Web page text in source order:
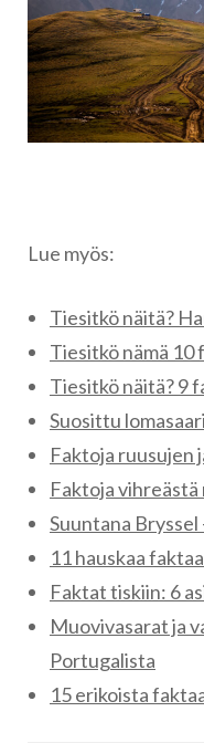
Lue myös:
Tiesitkö näitä?
Tiesitkö nämä 10
Tiesitkö näitä? 9
Suosittu
Faktoja ruusujen
Faktoja vihreästä
Suuntana Bryssel
11 hauskaa
Faktat tiskiin: 6
Muovivasarat ja
Portugalista
15 erikoista